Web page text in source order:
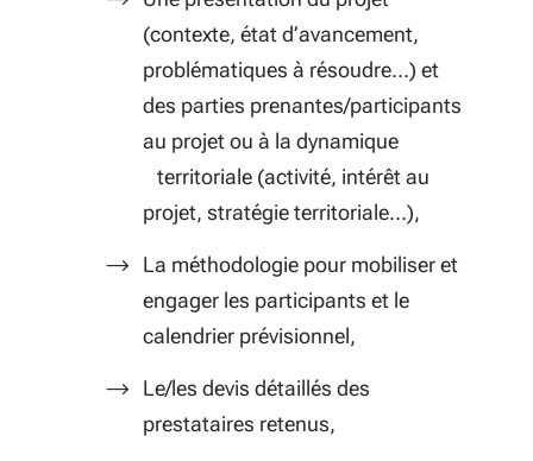
(contexte, état d’avancement,
problématiques à résoudre…) et
des parties prenantes/participants
au projet ou à la dynamique
territoriale (activité, intérêt au
projet, stratégie territoriale…),
La méthodologie pour mobiliser et
engager les participants et le
calendrier prévisionnel,
Le/les devis détaillés des
prestataires retenus,